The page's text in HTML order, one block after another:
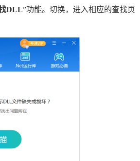
DLL”功能。切换，进入相应的查找页